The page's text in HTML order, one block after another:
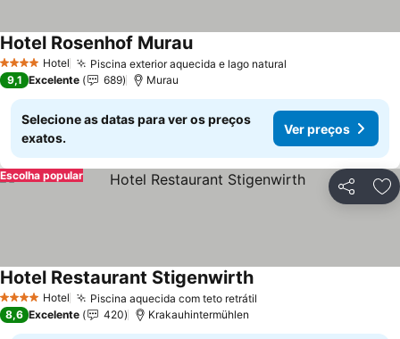
4 EstrelasHotel Piscina exterior aquecida e lago natural
Hotel Rosenhof Murau
9,1 Excelente 689 Murau
Selecione as datas para ver os preços
exatos.
Ver preços
Partilhar
Escolha popular
4 EstrelasHotel Piscina aquecida com teto retrátil
Hotel Restaurant Stigenwirth
8,6 Excelente 420 Krakauhintermühlen